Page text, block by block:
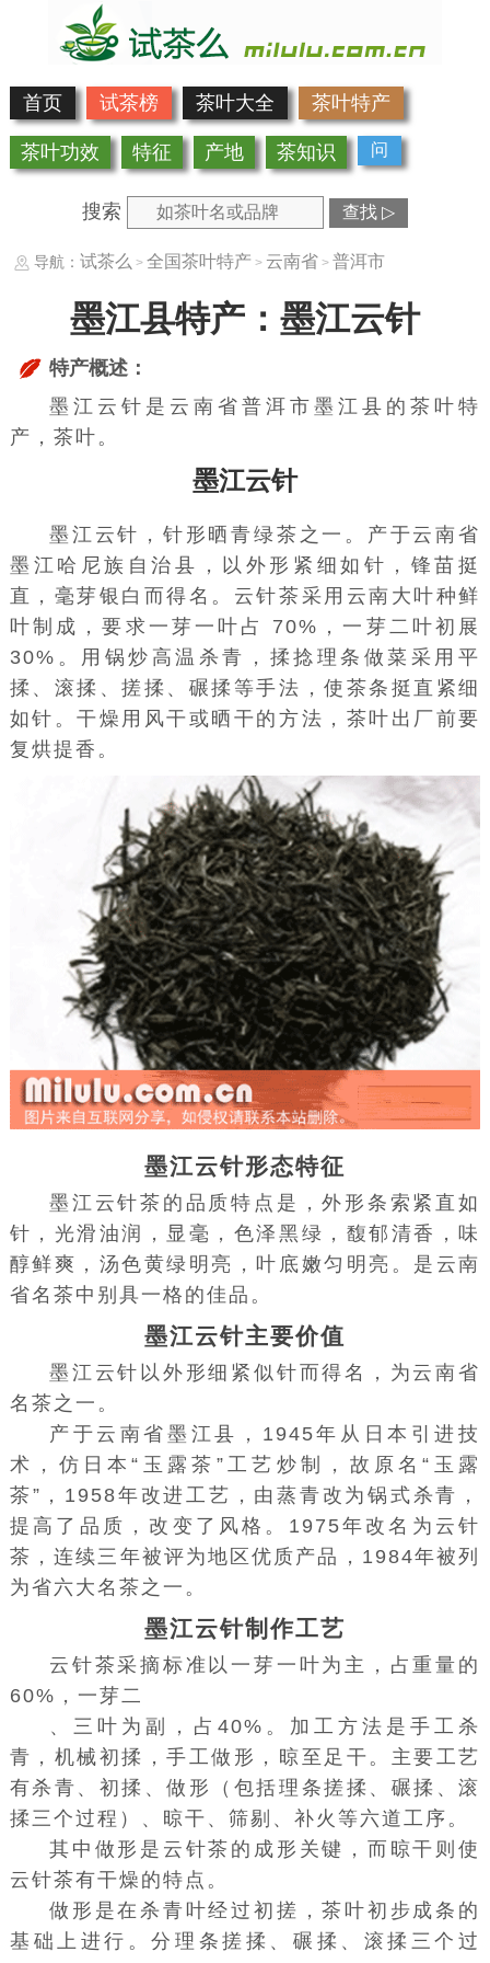
首页 试茶榜 茶叶大全 茶叶特产
茶叶功效 特征 产地 茶知识 问
搜索 查找 ▷
导航： 试茶么 > 全国茶叶特产 > 云南省 > 普洱市
墨江县特产：墨江云针
特产概述：
墨江云针是云南省普洱市墨江县的茶叶特
产，茶叶。
墨江云针
墨江云针，针形晒青绿茶之一。产于云南省
墨江哈尼族自治县，以外形紧细如针，锋苗挺
直，毫芽银白而得名。云针茶采用云南大叶种鲜
叶制成，要求一芽一叶占 70%，一芽二叶初展
30%。用锅炒高温杀青，揉捻理条做菜采用平
揉、滚揉、搓揉、碾揉等手法，使茶条挺直紧细
如针。干燥用风干或晒干的方法，茶叶出厂前要
复烘提香。
墨江云针形态特征
墨江云针茶的品质特点是，外形条索紧直如
针，光滑油润，显毫，色泽黑绿，馥郁清香，味
醇鲜爽，汤色黄绿明亮，叶底嫩匀明亮。是云南
省名茶中别具一格的佳品。
墨江云针主要价值
墨江云针以外形细紧似针而得名，为云南省
名茶之一。
产于云南省墨江县，1945年从日本引进技
术，仿日本“玉露茶”工艺炒制，故原名“玉露
茶”，1958年改进工艺，由蒸青改为锅式杀青，
提高了品质，改变了风格。1975年改名为云针
茶，连续三年被评为地区优质产品，1984年被列
为省六大名茶之一。
墨江云针制作工艺
云针茶采摘标准以一芽一叶为主，占重量的
60%，一芽二
、三叶为副，占40%。加工方法是手工杀
青，机械初揉，手工做形，晾至足干。主要工艺
有杀青、初揉、做形（包括理条搓揉、碾揉、滚
揉三个过程）、晾干、筛剔、补火等六道工序。
其中做形是云针茶的成形关键，而晾干则使
云针茶有干燥的特点。
做形是在杀青叶经过初搓，茶叶初步成条的
基础上进行。分理条搓揉、碾揉、滚揉三个过